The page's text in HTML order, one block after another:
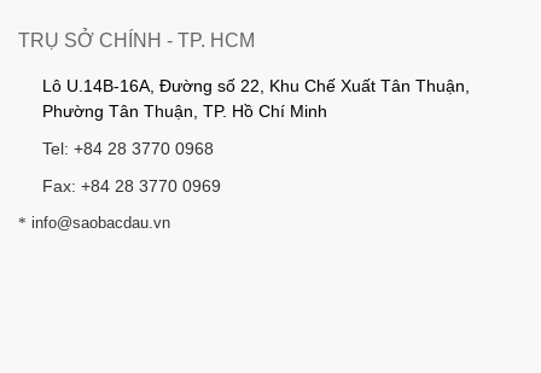
TRỤ SỞ CHÍNH - TP. HCM
Lô U.14B-16A, Đường số 22, Khu Chế Xuất Tân Thuận,
Phường Tân Thuận, TP. Hồ Chí Minh
Tel: +84 28 3770 0968
Fax: +84 28 3770 0969
* info@saobacdau.vn